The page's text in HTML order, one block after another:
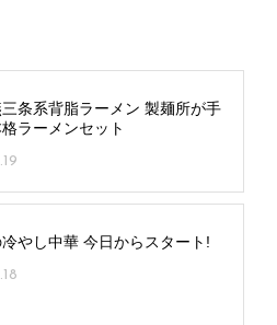
条系背脂ラーメン 製麺所が手
ラーメンセット
やし中華 今日からスタート!